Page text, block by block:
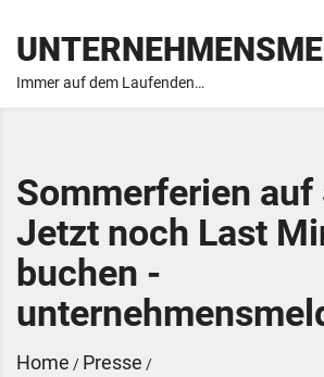
Immer auf dem Laufenden…
Sommerferien auf
Jetzt noch Last
buchen -
Home / Presse /